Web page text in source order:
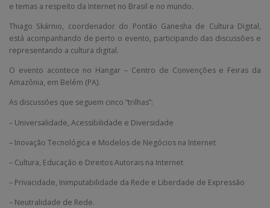
e temas a respeito da Internet no Brasil e no mundo.
Thiago Skárnio, coordenador do Pontão Ganesha de Cultura Digital,
está acompanhando de perto o evento, participando das discussões e
representando a cultura digital.
O evento acontece no Hangar – Centro de Convenções e Feiras da
Amazônia, em Belém (PA).
As discussões que seguem cinco “trilhas”:
– Universalidade, Acessibilidade e Diversidade
– Inovação Tecnológica e Modelos de Negócios na Internet
– Cultura, Educação e Direitos Autorais na Internet
– Privacidade, Inimputabilidade da Rede e Liberdade de Expressão
– Neutralidade de Rede.